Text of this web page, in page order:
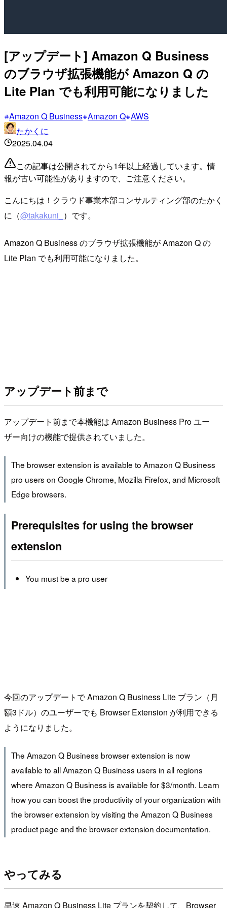
[アップデート] Amazon Q Business
のブラウザ拡張機能が Amazon Q の
Lite Plan でも利用可能になりました
Amazon Q Business Amazon Q AWS
たかくに
2025.04.04
この記事は公開されてから1年以上経過しています。情
報が古い可能性がありますので、ご注意ください。
こんにちは！クラウド事業本部コンサルティング部のたかく
に（@takakuni_ ）です。
Amazon Q Business のブラウザ拡張機能が Amazon Q の
Lite Plan でも利用可能になりました。
アップデート前まで
アップデート前まで本機能は Amazon Business Pro ユー
ザー向けの機能で提供されていました。
The browser extension is available to Amazon Q Business
pro users on Google Chrome, Mozilla Firefox, and Microsoft
Edge browsers.
Prerequisites for using the browser
extension
You must be a pro user
今回のアップデートで Amazon Q Business Lite プラン（月
額3ドル）のユーザーでも Browser Extension が利用できる
ようになりました。
The Amazon Q Business browser extension is now
available to all Amazon Q Business users in all regions
where Amazon Q Business is available for $3/month. Learn
how you can boost the productivity of your organization with
the browser extension by visiting the Amazon Q Business
product page and the browser extension documentation.
やってみる
早速 Amazon Q Business Lite プランを契約して、Browser